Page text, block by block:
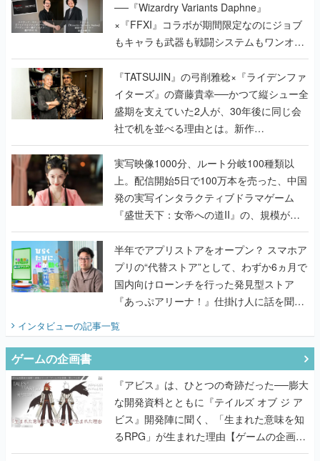
──『Wizardry Variants Daphne』
×『FFXI』コラボが期間限定なのにジョブ
もキャラも武器も戦闘システムもワンオフ
で作り込まれた理由を両ディレクターに聞
く
『TATSUJIN』の弓削雅稔×『ライデンファ
イターズ』の齋藤貴幸──かつて縦シュー全
盛期を支えていた2人が、30年後に同じ会
社で机を並べる理由とは。新作
『TATSUJIN EXTREME』で初タッグを組
んだレジェンド2人に訊く開発秘話
実写映像1000分、ルート分岐100種類以
上。配信開始5日で100万本を売った、中国
発の実写インタラクティブドラマゲーム
『盛世天下：女帝への道II』の、規模が違
うこだわりをプロデューサーに聞いた
半年でアプリストアをオープン？ スマホア
プリの“代替ストア”として、わずか6ヵ月で
国内向けローンチを行った発見型ストア
『あっぷアリーナ！』仕掛け人に話を聞い
インタビューの記事一覧
ゲームの企画書
『アビス』は、ひとつの奇跡だった──膨大
な開発資料とともに『テイルズ オブ ジ ア
ビス』開発陣に聞く、「生まれた意味を知
るRPG」が生まれた理由【ゲームの企画
書】